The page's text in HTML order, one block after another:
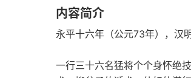
内容简介
永平十六年（公元73年），汉
一行三十六名猛将个个身怀绝